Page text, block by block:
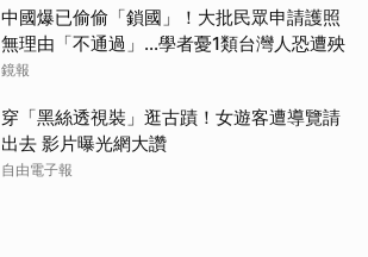
中國爆已偷偷「鎖國」！大批民眾申請護照
無理由「不通過」...學者憂1類台灣人恐遭殃
鏡報
穿「黑絲透視裝」逛古蹟！女遊客遭導覽請
出去 影片曝光網大讚
自由電子報